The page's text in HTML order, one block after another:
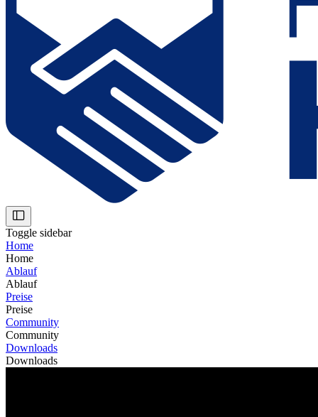
Toggle sidebar
Home
Home
Ablauf
Ablauf
Preise
Preise
Community
Community
Downloads
Downloads